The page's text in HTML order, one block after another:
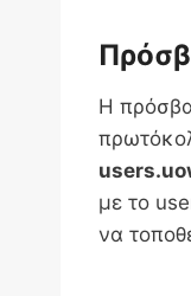
Η
με το
να